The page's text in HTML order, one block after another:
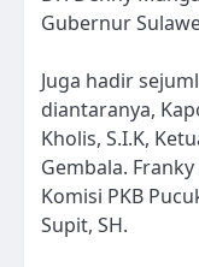
Gubernur
Juga hadir
diantaranya,
Kholis, S.I.K,
Gembala.
Komisi PKB
Supit, SH.